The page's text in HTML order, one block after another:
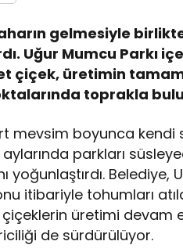
gelmesiyle
Uğur Mumcu Parkı
çiçek, üretimin
toprakla
mevsim boyunca kendi
aylarında parkları
yoğunlaştırdı.
itibariyle tohumları
çiçeklerin üretimi
de sürdürülüyor.